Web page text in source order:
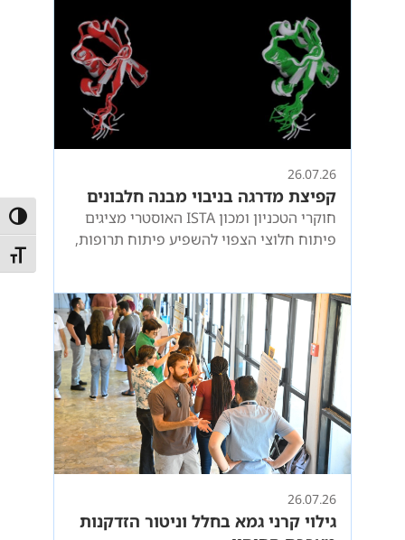
מתג
26.07.26
קפיצת מדרגה בניבוי מבנה חלבונים
חוקרי הטכניון ומכון ISTA האוסטרי מציגים
פיתוח חלוצי הצפוי להשפיע פיתוח תרופות,
26.07.26
גילוי קרני גמא בחלל וניטור הזדקנות